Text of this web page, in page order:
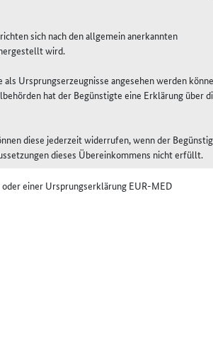
sich nach den allgemein anerkannten
wird.
Ursprungserzeugnisse angesehen werden
hat der Begünstigte eine Erklärung über
diese jederzeit widerrufen, wenn der
dieses Übereinkommens nicht erfüllt.
einer Ursprungserklärung EUR-MED